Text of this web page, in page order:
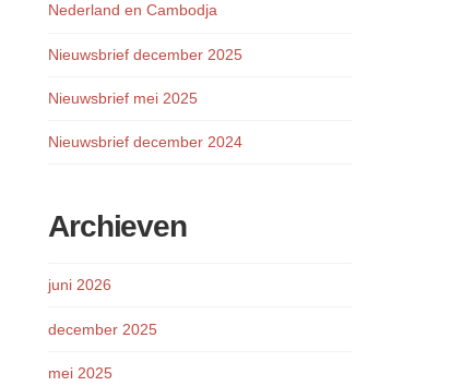
Nederland en Cambodja
Nieuwsbrief december 2025
Nieuwsbrief mei 2025
Nieuwsbrief december 2024
Archieven
juni 2026
december 2025
mei 2025